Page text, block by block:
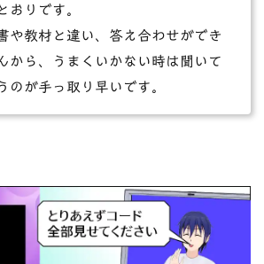
おりです。
や教材と違い、答え合わせができ
から、うまくいかない時は聞いて
のが手っ取り早いです。